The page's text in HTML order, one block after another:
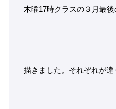
木曜17時クラスの３月最
描きました。それぞれが